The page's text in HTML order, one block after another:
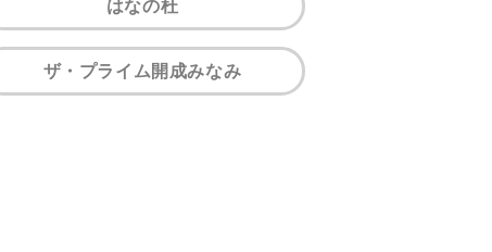
はなの杜
ザ・プライム開成みなみ